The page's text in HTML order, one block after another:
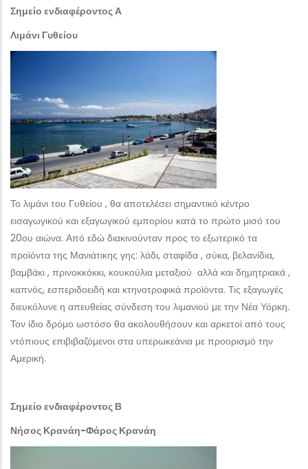
Σημείο ενδιαφέροντος Α
Λιμάνι Γυθείου
Το λιμάνι του Γυθείου , θα αποτελέσει σημαντικό κέντρο
εισαγωγικού και εξαγωγικού εμπορίου κατά το πρώτο μισό του
20ου αιώνα. Από εδώ διακινούνταν προς το εξωτερικό τα
προϊόντα της Μανιάτικης γης: λάδι, σταφίδα , σύκα, βελανίδια,
βαμβάκι , πρινοκκόκκι, κουκούλια μεταξιού αλλά και δημητριακά ,
καπνός, εσπεριδοειδή και κτηνοτροφικά προϊόντα. Τις εξαγωγές
διευκόλυνε η απευθείας σύνδεση του λιμανιού με την Νέα Υόρκη.
Τον ίδιο δρόμο ωστόσο θα ακολουθήσουν και αρκετοί από τους
ντόπιους επιβιβαζόμενοι στα υπερωκεάνια με προορισμό την
Αμερική.
Σημείο ενδιαφέροντος Β
Νήσος Κρανάη-Φάρος Κρανάη